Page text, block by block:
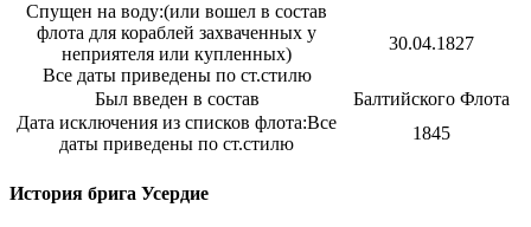
Спущен на воду:(или вошел в состав
флота для кораблей захваченных у
неприятеля или купленных)
Все даты приведены по ст.стилю
30.04.1827
Был введен в состав
Балтийского Флота
Дата исключения из списков флота:Все
даты приведены по ст.стилю
1845
История брига Усердие